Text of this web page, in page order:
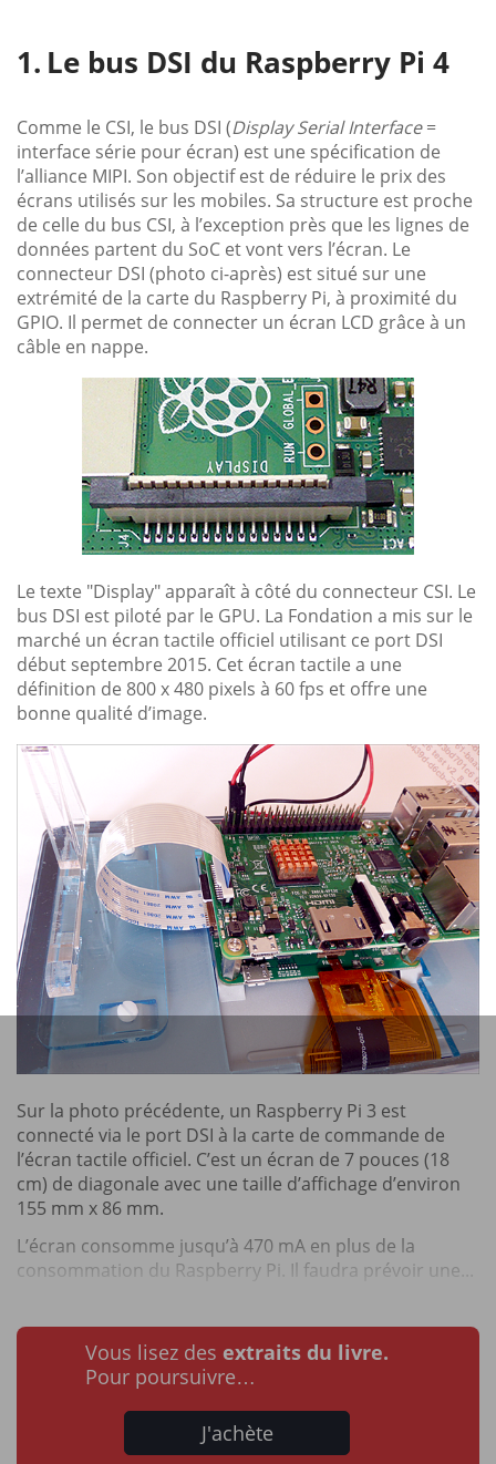
Le bus DSI du Raspberry Pi 4
Comme le CSI, le bus DSI (Display Serial Interface=
interface série pour écran) est une spécification de
l’alliance MIPI. Son objectif est de réduire le prix des
écrans utilisés sur les mobiles. Sa structure est proche
de celle du bus CSI, à l’exception près que les lignes de
données partent du SoC et vont vers l’écran. Le
connecteur DSI (photo ci-après) est situé sur une
extrémité de la carte du Raspberry Pi, à proximité du
GPIO. Il permet de connecter un écran LCD grâce à un
câble en nappe.
Le texte "Display" apparaît à côté du connecteur CSI. Le
bus DSI est piloté par le GPU. La Fondation a mis sur le
marché un écran tactile officiel utilisant ce port DSI
début septembre 2015. Cet écran tactile a une
définition de 800 x 480 pixels à 60 fps et offre une
bonne qualité d’image.
Sur la photo précédente, un Raspberry Pi 3 est
connecté via le port DSI à la carte de commande de
l’écran tactile officiel. C’est un écran de 7 pouces (18
cm) de diagonale avec une taille d’affichage d’environ
155 mm x 86 mm.
L’écran consomme jusqu’à 470 mA en plus de la
consommation du Raspberry Pi. Il faudra prévoir une...
Vous lisez des extraits du livre.
Pour poursuivre…
J'achète